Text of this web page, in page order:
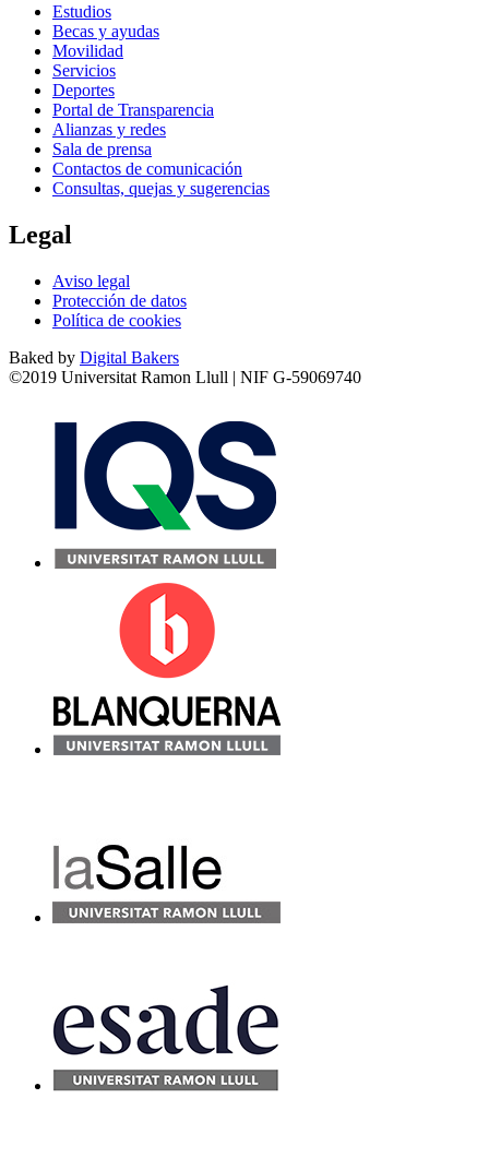
Estudios
Becas y ayudas
Movilidad
Servicios
Deportes
Portal de Transparencia
Alianzas y redes
Sala de prensa
Contactos de comunicación
Consultas, quejas y sugerencias
Legal
Aviso legal
Protección de datos
Política de cookies
Baked by Digital Bakers
©2019 Universitat Ramon Llull | NIF G-59069740